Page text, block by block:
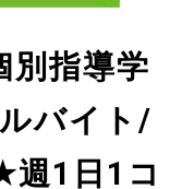
別指導学
バイト/
週1日1コ